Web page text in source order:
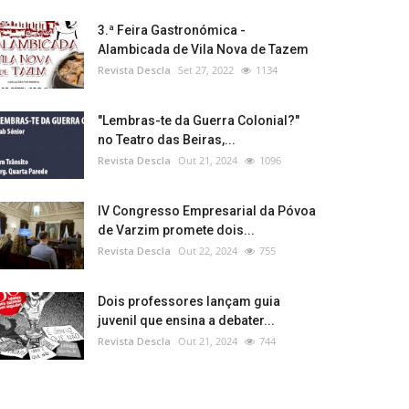
3.ª Feira Gastronómica -
Alambicada de Vila Nova de Tazem
Revista Descla Set 27, 2022 1134
"Lembras-te da Guerra Colonial?"
no Teatro das Beiras,...
Revista Descla Out 21, 2024 1096
IV Congresso Empresarial da Póvoa
de Varzim promete dois...
Revista Descla Out 22, 2024 755
Dois professores lançam guia
juvenil que ensina a debater...
Revista Descla Out 21, 2024 744